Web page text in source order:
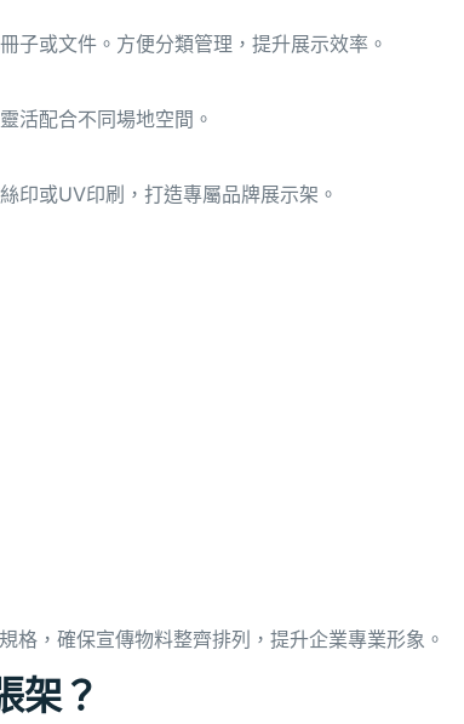
子或文件。方便分類管理，提升展示效率。
活配合不同場地空間。
印或UV印刷，打造專屬品牌展示架。
，確保宣傳物料整齊排列，提升企業專業形象。
架？